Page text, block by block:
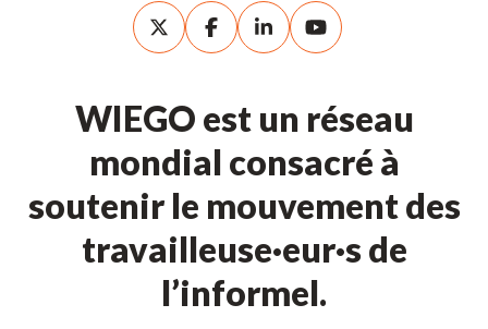
WIEGO est un réseau
mondial consacré à
soutenir le mouvement des
travailleuse·eur·s de
l’informel.